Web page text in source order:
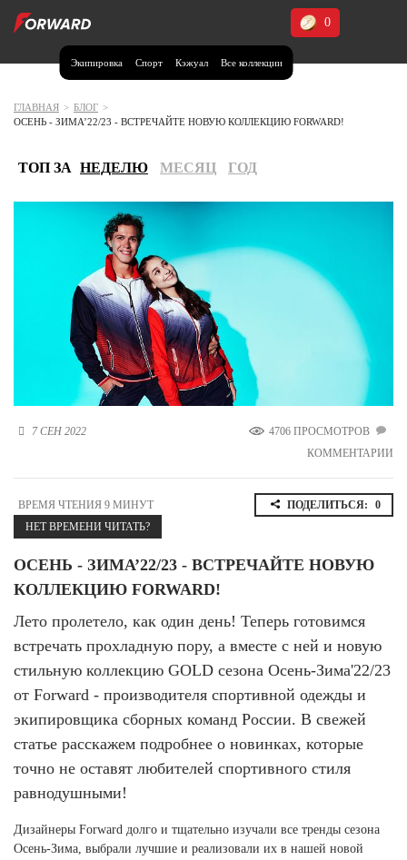
Экипировка Спорт Кэжуал Все коллекции
0
Москва и МО
Иркутская область (2)
Калининградская область (1)
Кемеровская область (2)
Краснодарский край (5)
Красноярский край (5)
Курская область (1)
Москва и МО (14)
Нижегородская область (1)
Республика Крым (1)
Республика Татарстан (2)
Санкт-Петербург и ЛО (3)
Саратовская область (1)
Северная Осетия (2)
Смоленская область (1)
Ставропольский край (5)
Томская область (1)
Тульская область (1)
Тюменская область (3)
Хакасия (1)
Челябинская область (2)
ГЛАВНАЯ > БЛОГ >
ОСЕНЬ - ЗИМА’22/23 - ВСТРЕЧАЙТЕ НОВУЮ КОЛЛЕКЦИЮ FORWARD!
ТОП ЗА НЕДЕЛЮ МЕСЯЦ ГОД
7 СЕН 2022
4706 ПРОСМОТРОВ
КОММЕНТАРИИ
ВРЕМЯ ЧТЕНИЯ 9 МИНУТ
НЕТ ВРЕМЕНИ ЧИТАТЬ?
ПОДЕЛИТЬСЯ: 0
ОСЕНЬ - ЗИМА’22/23 - ВСТРЕЧАЙТЕ НОВУЮ
КОЛЛЕКЦИЮ FORWARD!
Лето пролетело, как один день! Теперь готовимся
встречать прохладную пору, а вместе с ней и новую
стильную коллекцию GOLD сезона Осень-Зима'22/23
от Forward - производителя спортивной одежды и
экипировщика сборных команд России. В свежей
статье расскажем подробнее о новинках, которые
точно не оставят любителей спортивного стиля
равнодушными!
Дизайнеры Forward долго и тщательно изучали все тренды сезона
Осень-Зима, выбрали лучшие и реализовали их в нашей новой